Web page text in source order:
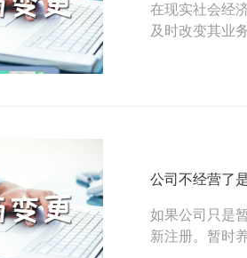
在现实社会经
及时改变其业
公司不经营了
如果公司只是
新注册。暂时